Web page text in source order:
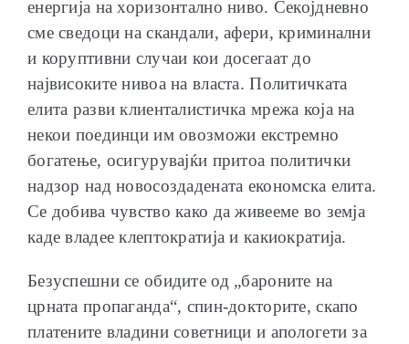
енергија на хоризонтално ниво. Секојдневно
сме сведоци на скандали, афери, криминални
и коруптивни случаи кои досегаат до
највисоките нивоа на власта. Политичката
елита разви клиенталистичка мрежа која на
некои поединци им овозможи екстремно
богатење, осигурувајќи притоа политички
надзор над новосоздадената економска елита.
Се добива чувство како да живееме во земја
каде владее клептократија и какиократија.
Безуспешни се обидите од „бароните на
црната пропаганда“, спин-докторите, скапо
платените владини советници и апологети за